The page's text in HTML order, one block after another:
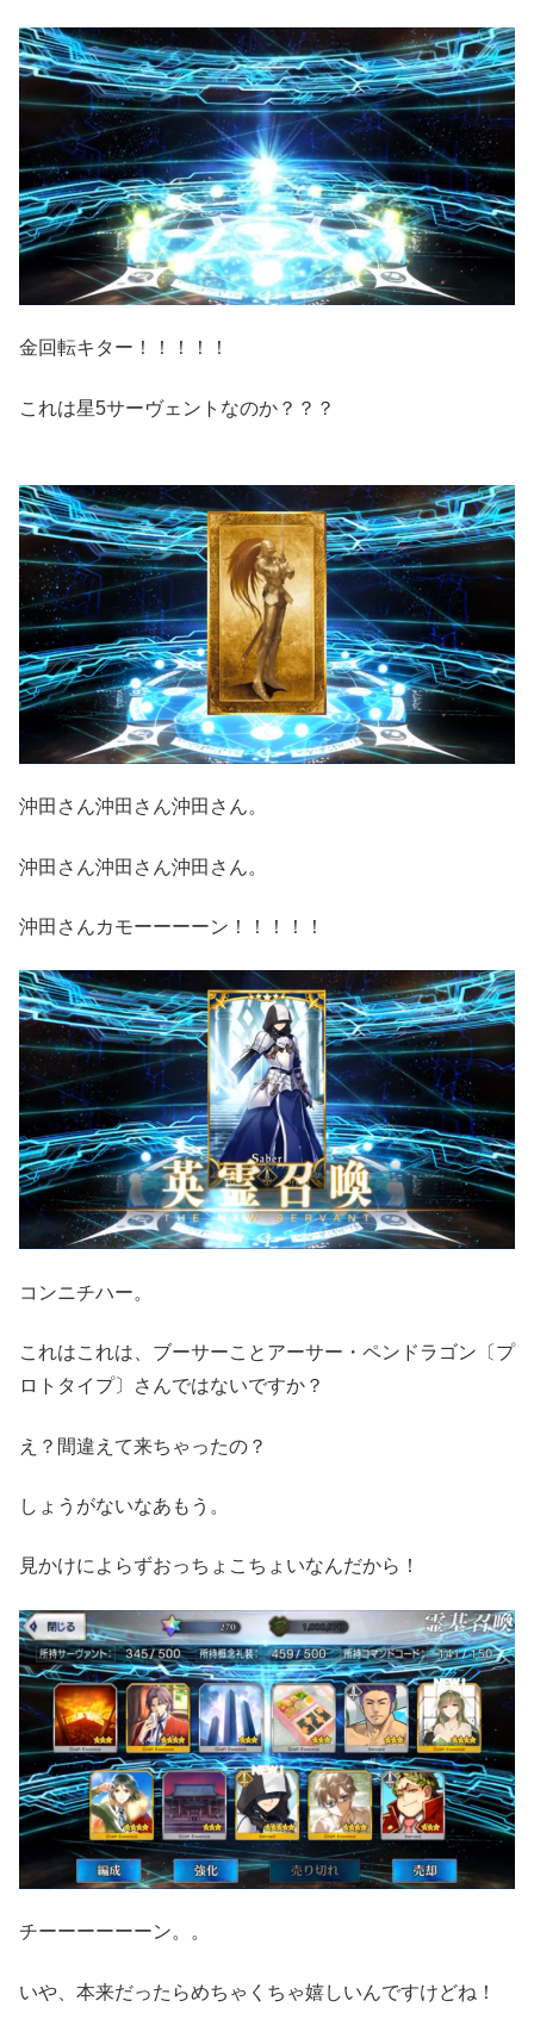
金回転キター！！！！！
これは星5サーヴェントなのか？？？
沖田さん沖田さん沖田さん。
沖田さん沖田さん沖田さん。
沖田さんカモーーーーン！！！！！
コンニチハー。
これはこれは、ブーサーことアーサー・ペンドラゴン〔プ
ロトタイプ〕さんではないですか？
え？間違えて来ちゃったの？
しょうがないなあもう。
見かけによらずおっちょこちょいなんだから！
チーーーーーーン。。
いや、本来だったらめちゃくちゃ嬉しいんですけどね！